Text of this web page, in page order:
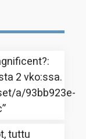
:
2 vko:ssa.
a/93bb923e-
”
tuttu